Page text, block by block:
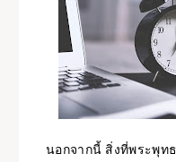
นอกจากนี้ สิ่งที่พระพุท